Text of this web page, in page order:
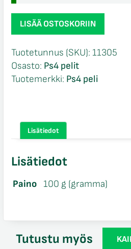
Fifa
15
määrä
LISÄÄ OSTOSKORIIN
Tuotetunnus (SKU): 11305
Osasto: Ps4 pelit
Tuotemerkki: Ps4 peli
Lisätiedot
Lisätiedot
Paino 100 g (gramma)
Tutustu myös